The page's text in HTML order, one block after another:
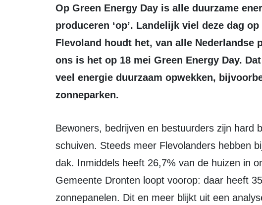
Op Green Energy Day is alle duurzame energie die we in Nederland
produceren ‘op’. Landelijk viel deze dag
Flevoland houdt het, van alle
ons is het op 18 mei Green Energy Day.
veel energie duurzaam opwekken,
zonneparken.
Bewoners, bedrijven en bestuurders zijn hard bezig om Green Energy Day op te
schuiven. Steeds meer Flevolanders hebben
dak. Inmiddels heeft 26,7% van de huizen in
Gemeente Dronten loopt voorop: daar heeft
zonnepanelen. Dit en meer blijkt uit een